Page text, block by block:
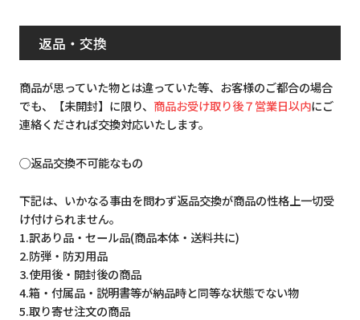
返品・交換
商品が思っていた物とは違っていた等、お客様のご都合の場合
でも、【未開封】に限り、 商品お受け取り後７営業日以内にご
連絡くだされば交換対応いたします。
◯返品交換不可能なもの
下記は、いかなる事由を問わず返品交換が商品の性格上一切受
け付けられません。
1.訳あり品・セール品(商品本体・送料共に)
2.防弾・防刃用品
3.使用後・開封後の商品
4.箱・付属品・説明書等が納品時と同等な状態でない物
5.取り寄せ注文の商品